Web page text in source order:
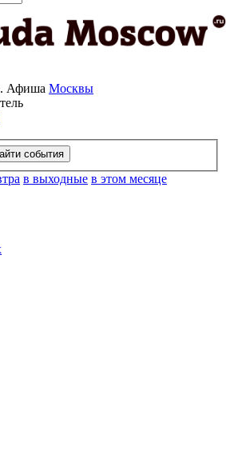
Афиша Москвы
в выходные в этом месяце